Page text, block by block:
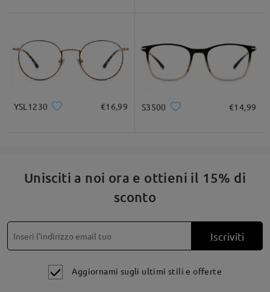
YSL1230 €16,99 S3500 €14,99
Unisciti a noi ora e ottieni il 15% di
sconto
Iscriviti
Aggiornami sugli ultimi stili e offerte